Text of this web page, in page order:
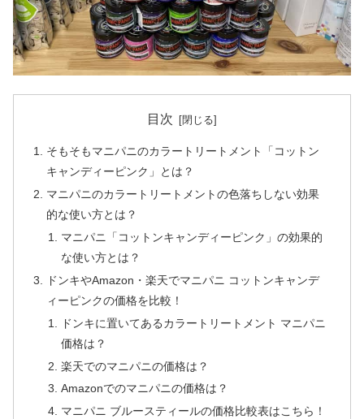
目次
そもそもマニパニのカラートリートメント「コットン
キャンディーピンク」とは？
マニパニのカラートリートメントの色落ちしない効果
的な使い方とは？
マニパニ「コットンキャンディーピンク」の効果的
な使い方とは？
ドンキやAmazon・楽天でマニパニ コットンキャンデ
ィーピンクの価格を比較！
ドンキに置いてあるカラートリートメント マニパニ
価格は？
楽天でのマニパニの価格は？
Amazonでのマニパニの価格は？
マニパニ ブルースティールの価格比較表はこちら！